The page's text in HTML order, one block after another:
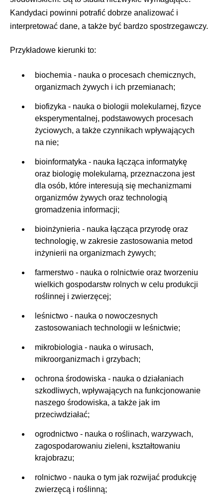
Kandydaci powinni potrafić dobrze analizować i
interpretować dane, a także być bardzo spostrzegawczy.
Przykładowe kierunki to:
biochemia - nauka o procesach chemicznych,
organizmach żywych i ich przemianach;
biofizyka - nauka o biologii molekularnej, fizyce
eksperymentalnej, podstawowych procesach
życiowych, a także czynnikach wpływających
na nie;
bioinformatyka - nauka łącząca informatykę
oraz biologię molekularną, przeznaczona jest
dla osób, które interesują się mechanizmami
organizmów żywych oraz technologią
gromadzenia informacji;
bioinżynieria - nauka łącząca przyrodę oraz
technologię, w zakresie zastosowania metod
inżynierii na organizmach żywych;
farmerstwo - nauka o rolnictwie oraz tworzeniu
wielkich gospodarstw rolnych w celu produkcji
roślinnej i zwierzęcej;
leśnictwo - nauka o nowoczesnych
zastosowaniach technologii w leśnictwie;
mikrobiologia - nauka o wirusach,
mikroorganizmach i grzybach;
ochrona środowiska - nauka o działaniach
szkodliwych, wpływających na funkcjonowanie
naszego środowiska, a także jak im
przeciwdziałać;
ogrodnictwo - nauka o roślinach, warzywach,
zagospodarowaniu zieleni, kształtowaniu
krajobrazu;
rolnictwo - nauka o tym jak rozwijać produkcję
zwierzęcą i roślinną;